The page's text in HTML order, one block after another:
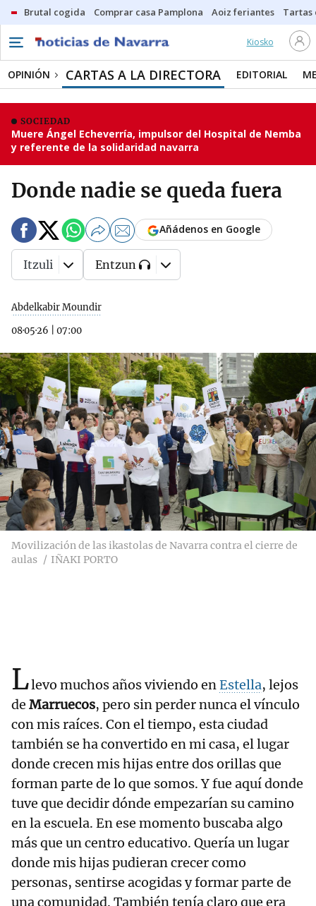
Brutal cogida Comprar casa Pamplona Aoiz feriantes Tartas
Kiosko
OPINIÓN CARTAS A LA DIRECTORA EDITORIAL
SOCIEDAD
Muere Ángel Echeverría, impulsor del Hospital de Nemba
y referente de la solidaridad navarra
Donde nadie se queda fuera
Abdelkabir Moundir
08·05·26
07:00
Añádenos en Google
Itzuli Entzun
Movilización de las ikastolas de Navarra contra el cierre de
aulas
IÑAKI PORTO
Llevo muchos años viviendo enEstella, lejos
de Marruecos, pero sin perder nunca el vínculo
con mis raíces. Con el tiempo, esta ciudad
también se ha convertido en mi casa, el lugar
donde crecen mis hijas entre dos orillas que
forman parte de lo que somos. Y fue aquí donde
tuve que decidir dónde empezarían su camino
en la escuela. En ese momento buscaba algo
más que un centro educativo. Quería un lugar
donde mis hijas pudieran crecer como
personas, sentirse acogidas y formar parte de
una comunidad. También tenía claro que era